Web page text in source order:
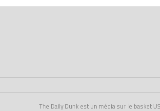
The Daily Dunk est un média sur le basket